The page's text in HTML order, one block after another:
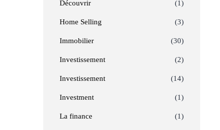
Découvrir (1)
Home Selling (3)
Immobilier (30)
Investissement (2)
Investissement (14)
Investment (1)
La finance (1)